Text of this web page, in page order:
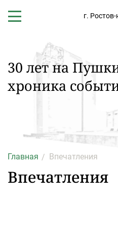
г.
30 лет на
хроника
Главная Впечатления
Впечатления